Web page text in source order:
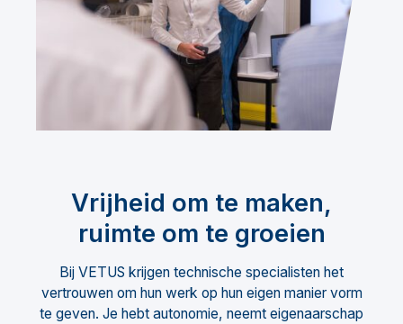
Vrijheid om te maken,
ruimte om te groeien
Bij VETUS krijgen technische specialisten het
vertrouwen om hun werk op hun eigen manier vorm
te geven. Je hebt autonomie, neemt eigenaarschap